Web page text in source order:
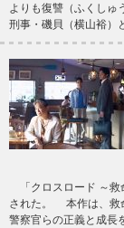
よりも復讐（ふくしゅ
刑事・磯貝（横山裕）
「クロスロード ～救
された。 本作は、救
警察官らの正義と成長